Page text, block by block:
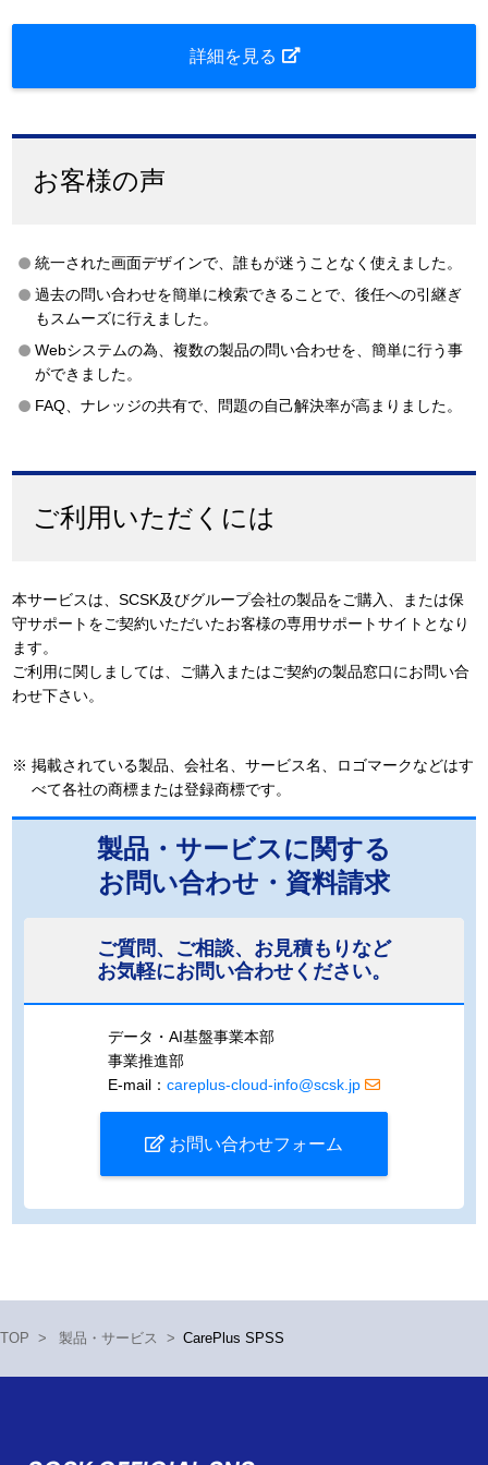
TOP > 製品・サービス > CarePlus SPSS
詳細を見る
お客様の声
統一された画面デザインで、誰もが迷うことなく使えました。
過去の問い合わせを簡単に検索できることで、後任への引継ぎ
もスムーズに行えました。
Webシステムの為、複数の製品の問い合わせを、簡単に行う事
ができました。
FAQ、ナレッジの共有で、問題の自己解決率が高まりました。
ご利用いただくには
本サービスは、SCSK及びグループ会社の製品をご購入、または保
守サポートをご契約いただいたお客様の専用サポートサイトとなり
ます。
ご利用に関しましては、ご購入またはご契約の製品窓口にお問い合
わせ下さい。
※ 掲載されている製品、会社名、サービス名、ロゴマークなどはす
べて各社の商標または登録商標です。
製品・サービスに関する
お問い合わせ・資料請求
ご質問、ご相談、お見積もりなど
お気軽にお問い合わせください。
データ・AI基盤事業本部
事業推進部
E-mail： careplus-cloud-info@scsk.jp
お問い合わせフォーム